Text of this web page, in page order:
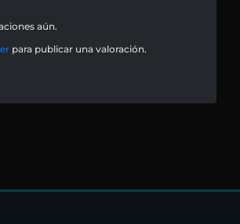
aún.
para publicar una valoración.